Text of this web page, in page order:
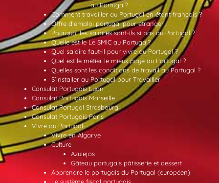
au Portugal?
Comment travailler au Portugal en étant français ?
Offre d’emploi portugal pour etranger
Pourquoi les salaires sont-ils si bas au Portugal ?
Quelle est le Le SMIC au Portugal?
Quel salaire faut-il pour vivre au Portugal ?
Quel est le métier le mieux payé au Portugal ?
Quelles sont les conditions de travail au Portugal ?
S’installer au Portugal pour Travailler
Consulat Portugais Lyon
Consulat Portugais Marseille
Consulat Portugal Strasbourg
Consulat Portugais Paris
Vivre au Portugal
Vivre en Algarve
Culture
Azulejos
Gâteau portugais pâtisserie et dessert
Apprendre le portugais du Portugal (européen)
Le système fiscal portugais